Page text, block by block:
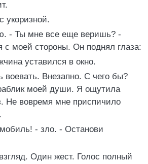
укоризной.
- Ты мне все еще веришь? -
с моей стороны. Он поднял глаза:
уставился в окно.
воевать. Внезапно. С чего бы?
моей души. Я ощутила
Не вовремя мне приспичило
- зло. - Останови
Один жест. Голос полный